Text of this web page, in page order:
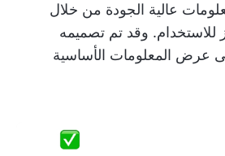
عالية الجودة من خلال
للاستخدام. وقد تم تصميمه
عرض المعلومات الأساسية